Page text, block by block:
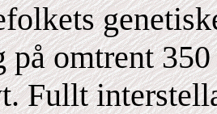
omtrent
Fullt